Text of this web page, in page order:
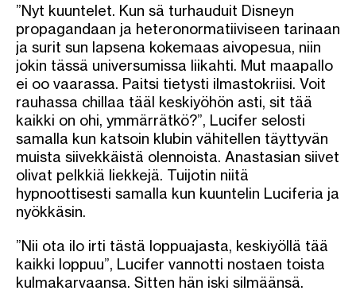
”Nyt kuuntelet. Kun sä turhauduit Disneyn
propagandaan ja heteronormatiiviseen tarinaan
ja surit sun lapsena kokemaas aivopesua, niin
jokin tässä universumissa liikahti. Mut maapallo
ei oo vaarassa. Paitsi tietysti ilmastokriisi. Voit
rauhassa chillaa tääl keskiyöhön asti, sit tää
kaikki on ohi, ymmärrätkö?”, Lucifer selosti
samalla kun katsoin klubin vähitellen täyttyvän
muista siivekkäistä olennoista. Anastasian siivet
olivat pelkkiä liekkejä. Tuijotin niitä
hypnoottisesti samalla kun kuuntelin Luciferia ja
nyökkäsin.
”Nii ota ilo irti tästä loppuajasta, keskiyöllä tää
kaikki loppuu”, Lucifer vannotti nostaen toista
kulmakarvaansa. Sitten hän iski silmäänsä.